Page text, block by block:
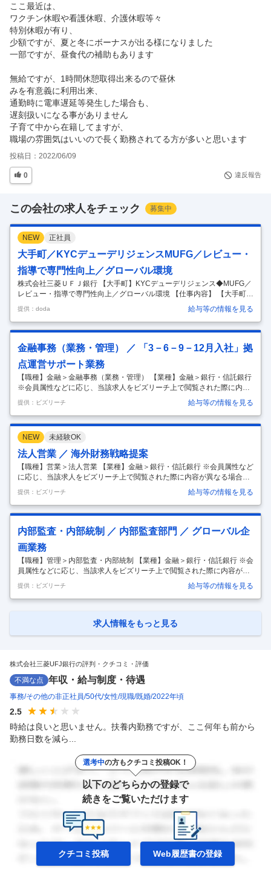
ここ最近は、
ワクチン休暇や看護休暇、介護休暇等々
特別休暇が有り、
少額ですが、夏と冬にボーナスが出る様になりました
一部ですが、昼食代の補助もあります
無給ですが、1時間休憩取得出来るので昼休
みを有意義に利用出来、
通勤時に電車遅延等発生した場合も、
遅刻扱いになる事がありません
子育て中から在籍してますが、
職場の雰囲気はいいので長く勤務されてる方が多いと思います
投稿日： 2022/06/09
0 違反報告
この会社の求人をチェック 募集中
NEW 正社員
大手町／KYCデューデリジェンスMUFG／レビュー・
指導で専門性向上／グローバル環境
株式会社三菱ＵＦＪ銀行 【大手町】KYCデューデリジェンス◆MUFG／
レビュー・指導で専門性向上／グローバル環境 【仕事内容】 【大手町】
KYCデューデリジェンス◆MUFG／レビュー・指導で専門性向上／グロ
ーバル環境 【具体的な仕事内容】 ～KYC経験を活かしレビュー・指導
やプロジェクトへ挑戦／MUFGで専門性を高めてキャリアアップ可能～
■業務内容：【変更の範囲：会社の定める業務】 KYC業務のプロフェッ
ショナル人材として、金融機関顧客のAMLリスク評価の検閲及び評価担
当者の指導、また、海外業務委託先管理、システム開発、プロセス高度
化等のプロジェクトをご担当いただきます。 ■キャリアパス：
提供：doda 給与等の情報を見る
金融事務（業務・管理） ／ 「3－6－9－12月入社」拠
点運営サポート業務
【職種】金融＞金融事務（業務・管理） 【業種】金融＞銀行・信託銀行
※会員属性などに応じ、当該求人をビズリーチ上で閲覧された際に内容
が異なる場合があります 【業務内容】 国内の拠点やセンター・オフィス
に在籍し、事務全般と拠点運営サポート業務を担当していただきます。
入社時期は3月・6月・9月・12月からご選択いただくことが可能です。
■拠点で発生する広範囲の事務業務（預金や諸届書類準備、融資事務の
記帳や管理、総務事務） ■会議運営、進捗・計数管理など取りまとめ業
務 ■必要に応じてメールや電話等によるお客さまとの折衝 【キャリアパ
ス】 ご本人が希望する場合は入社後に他領域職種へ挑戦することも可能
…
提供：ビズリーチ 給与等の情報を見る
NEW 未経験OK
法人営業 ／ 海外財務戦略提案
【職種】営業＞法人営業 【業種】金融＞銀行・信託銀行 ※会員属性など
に応じ、当該求人をビズリーチ上で閲覧された際に内容が異なる場合が
あります 大企業の海外展開サポートやそれに際しての資金投下提案、ク
ロスボーダーM&Aに関連した各種提案（資金投下、FX、PMI等）、大企
業の海外事業戦略を踏まえた商流捕捉およびFX提案、大企業のグローバ
ルベースでの財務戦略提案等 【部署概要】 ■日系大企業法人顧客向け外
為・トランザクションバンキングにかかる施策立案・推進（対顧客提案
のみならず、大企業法人営業担当者向け行内情宣・勉強会などを通じた
業務推進体制構築、データ分析を通じた推進対象マーケティングも含
む） ■…
提供：ビズリーチ 給与等の情報を見る
内部監査・内部統制 ／ 内部監査部門 ／ グローバル企
画業務
【職種】管理＞内部監査・内部統制 【業種】金融＞銀行・信託銀行 ※会
員属性などに応じ、当該求人をビズリーチ上で閲覧された際に内容が異
なる場合があります 【業務内容】 ・MUFGグローバル領域における監査
企画業務（グローバル監査戦略・施策の企画立案・実行・管理業務等）
・グローバル監査会議、各種経営会議・監査（等）委員会宛の報告対応
等の海外主要拠点の監査クルーとの英語による業務推進・交渉等 【魅
提供：ビズリーチ 給与等の情報を見る
求人情報をもっと見る
株式会社三菱UFJ銀行の評判・クチコミ・評価
不満な点 年収・給与制度・待遇
事務 その他の非正社員 50代 女性 現職 既婚 2022年頃
2.5
時給は良いと思いません。扶養内勤務ですが、ここ何年も前から
勤務日数を減ら...
選考中の方もクチコミ投稿OK！
以下のどちらかの登録で
続きをご覧いただけます
クチコミ投稿 Web履歴書の登録